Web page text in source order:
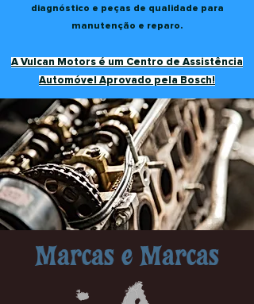
diagnóstico e peças de qualidade para
manutenção e reparo.
A Vulcan Motors é um Centro de Assistência
Automóvel Aprovado pela Bosch!
Marcas e Marcas